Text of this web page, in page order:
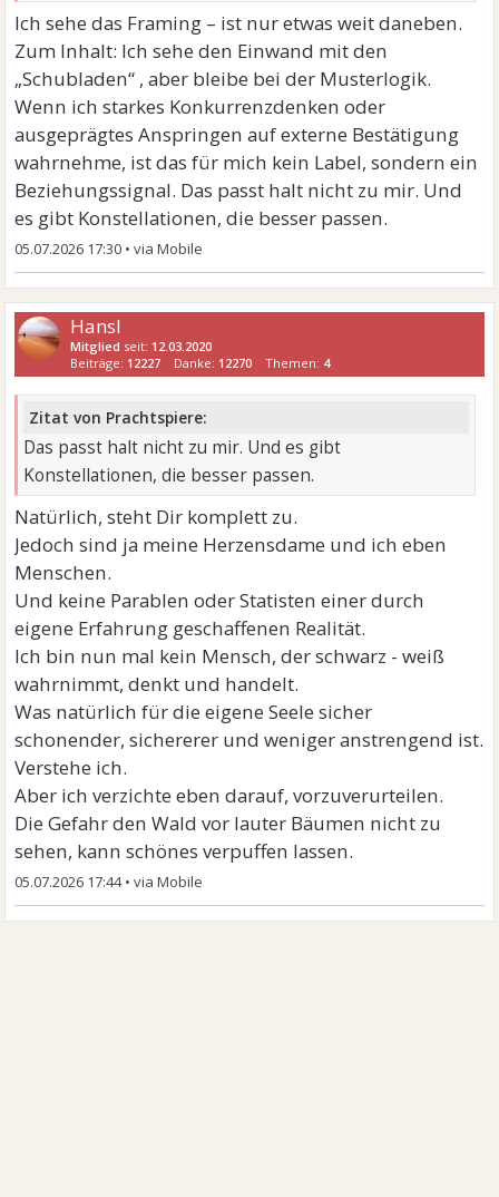
Nicht meine Welt.
Ich sehe das Framing – ist nur etwas weit daneben.
Zum Inhalt: Ich sehe den Einwand mit den
„Schubladen“ , aber bleibe bei der Musterlogik.
Wenn ich starkes Konkurrenzdenken oder
ausgeprägtes Anspringen auf externe Bestätigung
wahrnehme, ist das für mich kein Label, sondern ein
Beziehungssignal. Das passt halt nicht zu mir. Und
es gibt Konstellationen, die besser passen.
05.07.2026 17:30 •
Hansl
Mitglied seit: 12.03.2020
Beiträge: 12227 Danke: 12270 Themen: 4
Zitat von Prachtspiere:
Das passt halt nicht zu mir. Und es gibt
Konstellationen, die besser passen.
Natürlich, steht Dir komplett zu.
Jedoch sind ja meine Herzensdame und ich eben
Menschen.
Und keine Parablen oder Statisten einer durch
eigene Erfahrung geschaffenen Realität.
Ich bin nun mal kein Mensch, der schwarz - weiß
wahrnimmt, denkt und handelt.
Was natürlich für die eigene Seele sicher
schonender, sichererer und weniger anstrengend ist.
Verstehe ich.
Aber ich verzichte eben darauf, vorzuverurteilen.
Die Gefahr den Wald vor lauter Bäumen nicht zu
sehen, kann schönes verpuffen lassen.
05.07.2026 17:44•